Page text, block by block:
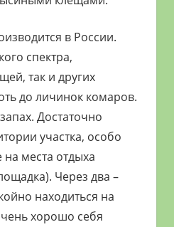
в России.
спектра,
так и других
до личинок комаров.
Достаточно
участка, особо
места отдыха
Через два –
находиться на
хорошо себя